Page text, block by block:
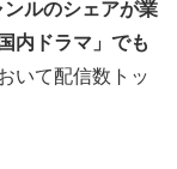
ンルのシェアが業
内ドラマ」でも
いて配信数トッ